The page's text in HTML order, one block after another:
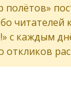
полётов»
читателей
с каждым
откликов